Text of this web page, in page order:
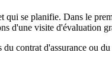
se planifie. Dans le
d'une visite d'évaluation
contrat d'assurance ou